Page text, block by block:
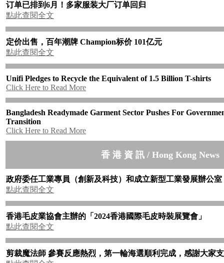
订单已排到6月！多家服装大厂订单回归
點此查閱全文
定价出售，百年潮牌 Champion标价101亿元
點此查閱全文
Unifi Pledges to Recycle the Equivalent of 1.5 Billion T-shirts
Click Here to Read More
Bangladesh Readymade Garment Sector Pushes For
Transition
Click Here to Read More
香 港 資 訊 / Hong Kong News
政府委任工業專員（創新及科技）和成立新型工業發展辦公室
點此查閱全文
香港毛皮業協會主辦的「 2024香港國際毛皮時裝展覽會」
點此查閱全文
剪裁魔法師 參賽反應熱烈，第一輪海選順利完成，感謝大家